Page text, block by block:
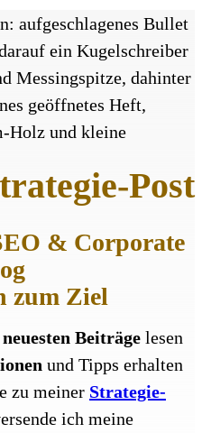
Post
& Corporate
zum Ziel
neuesten Beiträge lesen
und Tipps erhalten
zu meiner Strategie-
ich meine